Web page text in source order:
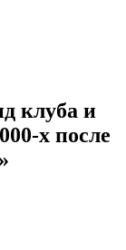
клуба и
х после